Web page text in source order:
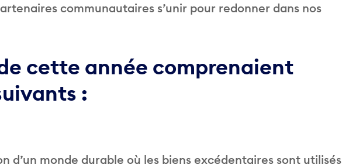
communautaires s’unir pour redonner dans nos
cette année comprenaient
:
d’un monde durable où les biens excédentaires sont utilisés